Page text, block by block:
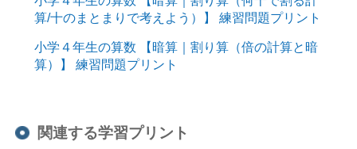
算/十のまとまりで考えよう）】 練習問題プリント
小学４年生の算数 【暗算｜割り算（倍の計算と暗
算）】 練習問題プリント
関連する学習プリント